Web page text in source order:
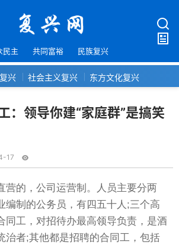
民主 共同富裕 民族复兴
兴 社会主义复兴 东方文化复兴
：领导你建“家庭群”是搞笑
17
营的，公司运营制。人员主要分两
编制的公务员，有四五十人;三个高
同工，对招待办最高领导负责，是酒
治者;其他都是招聘的合同工，包括